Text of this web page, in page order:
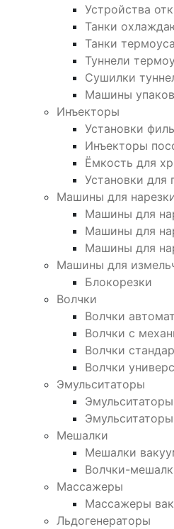
Устройства
Танки
Танки
Туннели
Сушилки
Машины
Инъекторы
Установки
Инъекторы
Ёмкость для
Установки для
Машины для
Машины для
Машины для
Машины для
Машины для
Блокорезки
Волчки
Волчки
Волчки с
Волчки
Волчки
Эмульситаторы
Мешалки
Мешалки
Волчки-
Массажеры
Массажеры
Льдогенераторы